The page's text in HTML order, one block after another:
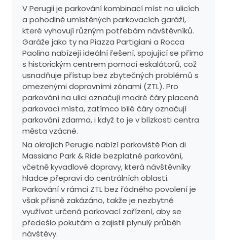
V Perugii je parkování kombinací míst na ulicích
a pohodlně umístěných parkovacích garáží,
které vyhovují různým potřebám návštěvníků.
Garáže jako ty na Piazza Partigiani a Rocca
Paolina nabízejí ideální řešení, spojující se přímo
s historickým centrem pomocí eskalátorů, což
usnadňuje přístup bez zbytečných problémů s
omezenými dopravními zónami (ZTL). Pro
parkování na ulici označují modré čáry placená
parkovací místa, zatímco bílé čáry označují
parkování zdarma, i když to je v blízkosti centra
města vzácné.
Na okrajích Perugie nabízí parkoviště Pian di
Massiano Park & Ride bezplatné parkování,
včetně kyvadlové dopravy, která návštěvníky
hladce přepraví do centrálních oblastí.
Parkování v rámci ZTL bez řádného povolení je
však přísně zakázáno, takže je nezbytné
využívat určená parkovací zařízení, aby se
předešlo pokutám a zajistil plynulý průběh
návštěvy.